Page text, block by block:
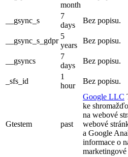
month
__gsync_s
7
days
Bez popisu.
__gsync_s_gdpr
5
years
Bez popisu.
__gsyncs
7
days
Bez popisu.
_sfs_id
1
hour
Bez popisu.
Gtestem past
Google LLC
ke
na webové
webové
a Google
informace o
marketingové